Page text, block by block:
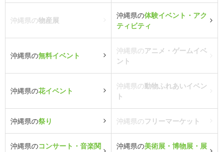
沖縄県の物産展
沖縄県の体験イベント・アク
ティビティ
沖縄県の無料イベント
沖縄県のアニメ・ゲームイベ
ント
沖縄県の花イベント
沖縄県の動物ふれあいイベン
ト
沖縄県の祭り 沖縄県のフリーマーケット
沖縄県のコンサート・音楽関
沖縄県の美術展・博物展・展